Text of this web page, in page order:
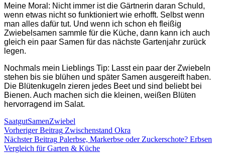
Meine Moral: Nicht immer ist die Gärtnerin daran Schuld,
wenn etwas nicht so funktioniert wie erhofft. Selbst wenn
man alles dafür tut. Und wenn ich schon eh fleißig
Zwiebelsamen sammle für die Küche, dann kann ich auch
gleich ein paar Samen für das nächste Gartenjahr zurück
legen.
Nochmals mein Lieblings Tip: Lasst ein paar der Zwiebeln
stehen bis sie blühen und später Samen ausgereift haben.
Die Blütenkugeln zieren jedes Beet und sind beliebt bei
Bienen. Auch machen sich die kleinen, weißen Blüten
hervorragend im Salat.
SaatgutSamenZwiebel
Beitragsnavigation
Vorheriger Beitrag Zwischenstand Okra
Nächster Beitrag Palerbse, Markerbse oder Zuckerschote? Erbsen
Vergleich für Garten & Küche